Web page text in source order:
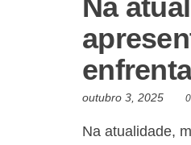
Na
outubro 3, 2025 0
Na atualidade,